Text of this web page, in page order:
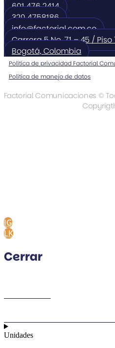
601 476 2414
320 4758186
info@factorial.com.co
Carrera 5 No. 71 – 45 / Piso
Bogotá, Colombia
Política de privacidad Factorial
Política de manejo de datos
Factorial Comunicaciones ©
IG
LK
Cerrar
Unidades